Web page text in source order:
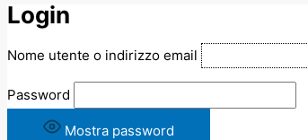
Login
Nome utente o indirizzo email
Password
Mostra password